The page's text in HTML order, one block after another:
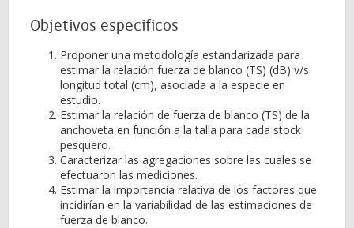
Objetivos específicos
​Proponer una metodología estandarizada para
estimar la relación fuerza de blanco (TS) (dB) v/s
longitud total (cm), asociada a la especie en
estudio.
Estimar la relación de fuerza de blanco (TS) de la
anchoveta en función a la talla para cada stock
pesquero.
Caracterizar las agregaciones sobre las cuales se
efectuaron las mediciones.
Estimar la importancia relativa de los factores que
incidirían en la variabilidad de las estimaciones de
fuerza de blanco.